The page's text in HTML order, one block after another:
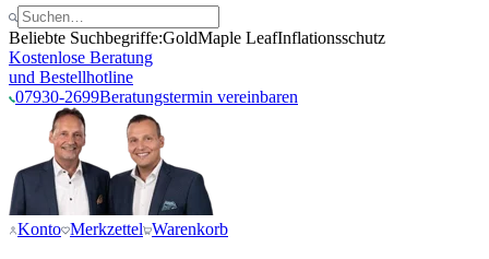
Beliebte Suchbegriffe:GoldMaple LeafInflationsschutz
Kostenlose Beratung
und Bestellhotline
07930-2699Beratungstermin vereinbaren
Konto Merkzettel Warenkorb